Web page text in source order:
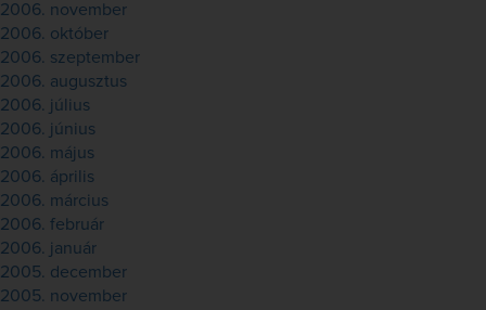
2006. november
2006. október
2006. szeptember
2006. augusztus
2006. július
2006. június
2006. május
2006. április
2006. március
2006. február
2006. január
2005. december
2005. november